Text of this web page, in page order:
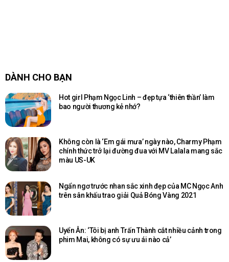
DÀNH CHO BẠN
Hot girl Phạm Ngọc Linh – đẹp tựa ‘thiên thần’ làm
bao người thương kẻ nhớ?
Không còn là ‘Em gái mưa’ ngày nào, Charmy Phạm
chính thức trở lại đường đua với MV Lalala mang sắc
màu US-UK
Ngẩn ngơ trước nhan sắc xinh đẹp của MC Ngọc Anh
trên sân khấu trao giải Quả Bóng Vàng 2021
Uyển Ân: ‘Tôi bị anh Trấn Thành cắt nhiều cảnh trong
phim Mai, không có sự ưu ái nào cả’